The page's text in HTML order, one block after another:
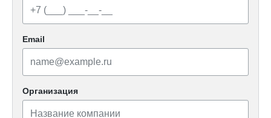
Email
Организация